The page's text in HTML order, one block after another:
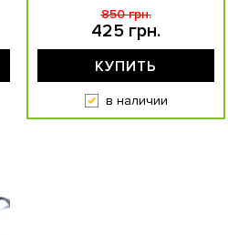
425 грн.
850 грн.
КУПИТЬ
в наличии